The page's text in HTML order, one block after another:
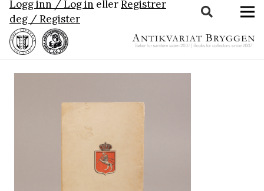
Logg inn / Log in ellerRegistrer
deg / Register